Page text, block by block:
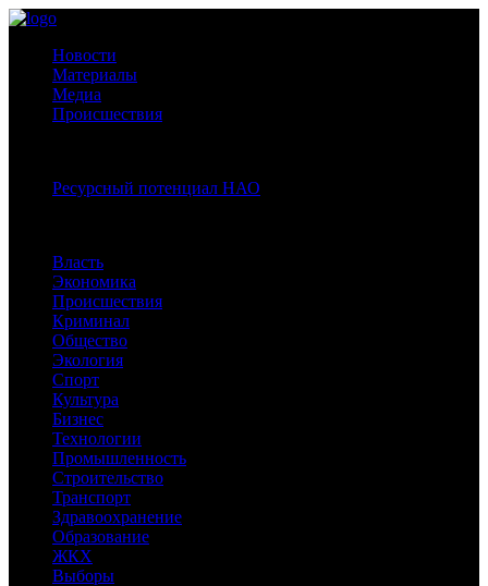
Новости
Материалы
Медиа
Происшествия
Ресурсный потенциал НАО
Власть
Экономика
Происшествия
Криминал
Общество
Экология
Спорт
Культура
Бизнес
Технологии
Промышленность
Строительство
Транспорт
Здравоохранение
Образование
ЖКХ
Выборы